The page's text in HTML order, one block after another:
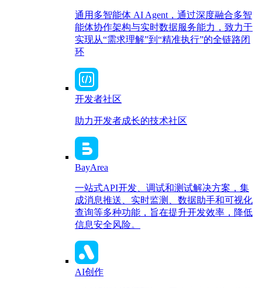
通用多智能体 AI Agent，通过深度融合多智
能体协作架构与实时数据服务能力，致力于
实现从“需求理解”到“精准执行”的全链路闭
环
开发者社区
助力开发者成长的技术社区
BayArea
一站式API开发、调试和测试解决方案，集
成消息推送、实时监测、数据助手和可视化
查询等多种功能，旨在提升开发效率，降低
信息安全风险。
AI创作